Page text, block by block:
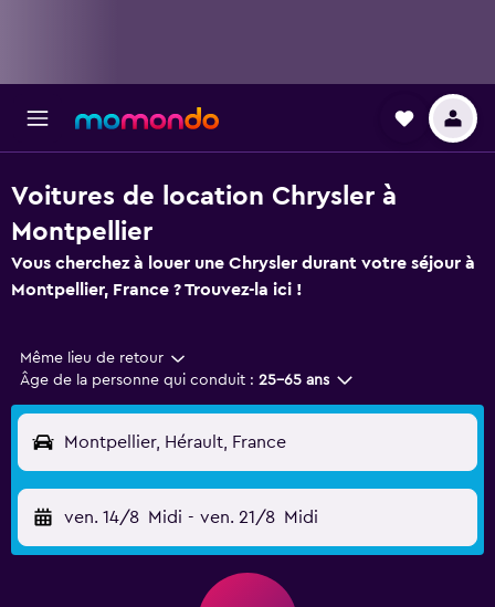
Voitures de location Chrysler à
Montpellier
Vous cherchez à louer une Chrysler durant votre séjour à
Montpellier, France ? Trouvez-la ici !
Même lieu de retour
Âge de la personne qui conduit : 25-65 ans
Montpellier, Hérault, France
ven. 14/8 Midi - ven. 21/8 Midi